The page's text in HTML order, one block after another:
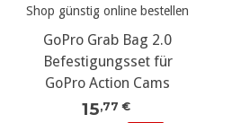
GoPro Grab Bag 2.0
Befestigungsset für
GoPro Action Cams
15,77 €